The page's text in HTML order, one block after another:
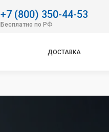
+7 (800) 350-44-53
Бесплатно по РФ
ДОСТАВКА